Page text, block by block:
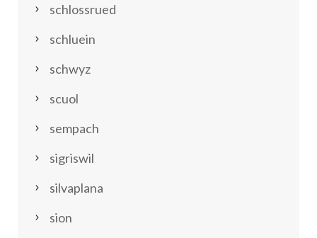
schlossrued
schluein
schwyz
scuol
sempach
sigriswil
silvaplana
sion